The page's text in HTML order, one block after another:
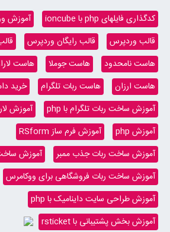
کدگذاری فایلهای php با ioncube آموزش
قالب وردپرس
قالب رایگان وردپرس
هاست نامحدود
هاست جوملا هاست
هاست ارزان
هاست ربات تلگرام
خرید
آموزش ساخت ربات تلگرام با php
آموزش
آموزش php
آموزش فرم ساز RSform
آموزش ساخت ربات جذب ممبر
آموزش
آموزش ساخت ربات فروشگاهی برای ووکامرس
آموزش طراحی سایت داینامیک با php
آموزش بخش پشتیبانی با rsticket